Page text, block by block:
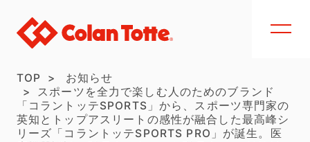
TOP
お知らせ
スポーツを全力で楽しむ人のためのブランド
「コラントッテSPORTS」から、スポーツ専門家の
英知とトップアスリートの感性が融合した最高峰シ
リーズ「コラントッテSPORTS PRO」が誕生。医